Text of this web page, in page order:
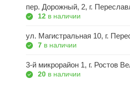
пер. Дорожный, 2, г.
12 в наличии
ул. Магистральная 10, г.
7 в наличии
3-й микрорайон 1, г. Ростов
20 в наличии